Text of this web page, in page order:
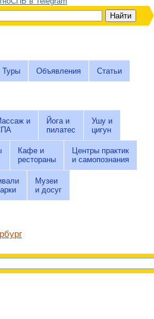
Туры Объявления Статьи
и
Йога и
пилатес
Ушу и
цигун
Кафе и
рестораны
Центры практик
и самопознания
Музеи
и досуг